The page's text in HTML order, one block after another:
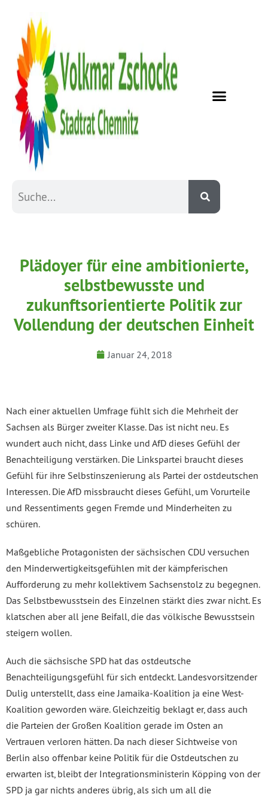
Plädoyer für eine ambitionierte,
selbstbewusste und
zukunftsorientierte Politik zur
Vollendung der deutschen Einheit
Januar 24, 2018
Nach einer aktuellen Umfrage fühlt sich die Mehrheit der
Sachsen als Bürger zweiter Klasse. Das ist nicht neu. Es
wundert auch nicht, dass Linke und AfD dieses Gefühl der
Benachteiligung verstärken. Die Linkspartei braucht dieses
Gefühl für ihre Selbstinszenierung als Partei der ostdeutschen
Interessen. Die AfD missbraucht dieses Gefühl, um Vorurteile
und Ressentiments gegen Fremde und Minderheiten zu
schüren.
Maßgebliche Protagonisten der sächsischen CDU versuchen
den Minderwertigkeitsgefühlen mit der kämpferischen
Aufforderung zu mehr kollektivem Sachsenstolz zu begegnen.
Das Selbstbewusstsein des Einzelnen stärkt dies zwar nicht. Es
klatschen aber all jene Beifall, die das völkische Bewusstsein
steigern wollen.
Auch die sächsische SPD hat das ostdeutsche
Benachteiligungsgefühl für sich entdeckt. Landesvorsitzender
Dulig unterstellt, dass eine Jamaika-Koalition ja eine West-
Koalition geworden wäre. Gleichzeitig beklagt er, dass auch
die Parteien der Großen Koalition gerade im Osten an
Vertrauen verloren hätten. Da nach dieser Sichtweise von
Berlin also offenbar keine Politik für die Ostdeutschen zu
erwarten ist, bleibt der Integrationsministerin Köpping von der
SPD ja gar nichts anderes übrig, als sich um all die